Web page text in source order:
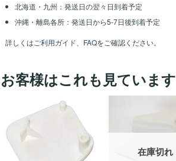
北海道・九州：発送日の翌々日到着予定
沖縄・離島各所：発送日から5-7日後到着予定
詳しくはご利用ガイド FAQをご確認ください。
客様はこれも見ています
ほし
い！
在庫切れ